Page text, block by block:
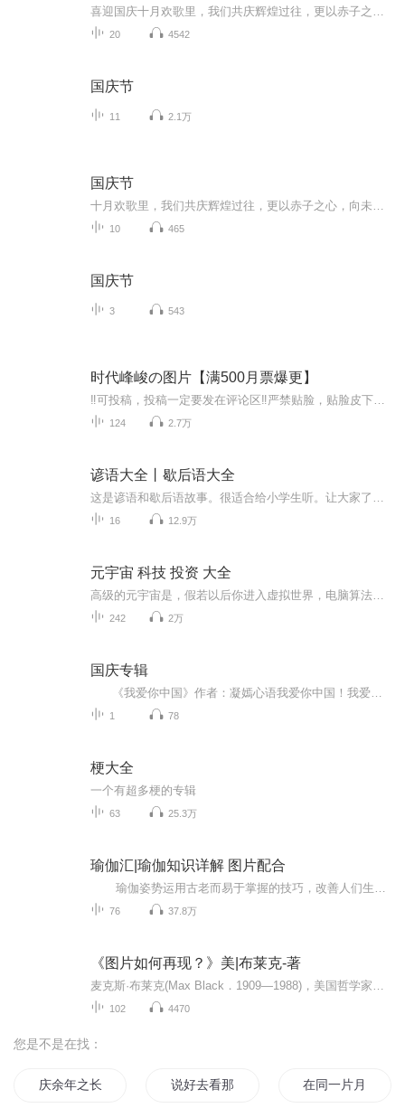
20 4542
国庆节
11 2.1万
国庆节
10 465
国庆节
3 543
时代峰峻の图片【满500月票爆更】
124 2.7万
谚语大全丨歇后语大全
16 12.9万
元宇宙 科技 投资 大全
242 2万
国庆专辑
1 78
梗大全
一个有超多梗的专辑
63 25.3万
瑜伽汇|瑜伽知识详解 图片配合
76 37.8万
《图片如何再现？》美|布莱克-著
102 4470
您是不是在找：
庆余年之长歌行 说好去看那片海 在同一片月光下